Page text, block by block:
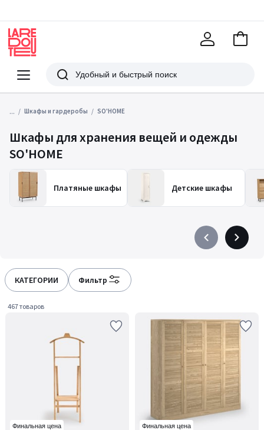
Меню
Redoute
Поиск
В
... Шкафы и гардеробы SO'HOME
Шкафы для хранения вещей и одежды
SO'HOME
Платяные шкафы Детские шкафы
PrécédentSuivant
КАТЕГОРИИ Фильтр
467 товаров
Финальная цена Финальная цена